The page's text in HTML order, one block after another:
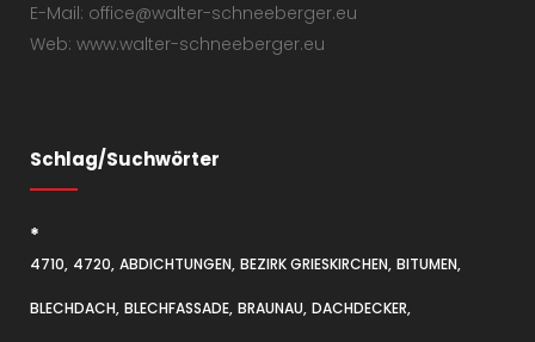
E-Mail: office@walter-schneeberger.eu
Web: www.walter-schneeberger.eu
Schlag/Suchwörter
*
4710 4720 ABDICHTUNGEN BEZIRK GRIESKIRCHEN BITUMEN
BLECHDACH BLECHFASSADE BRAUNAU DACHDECKER